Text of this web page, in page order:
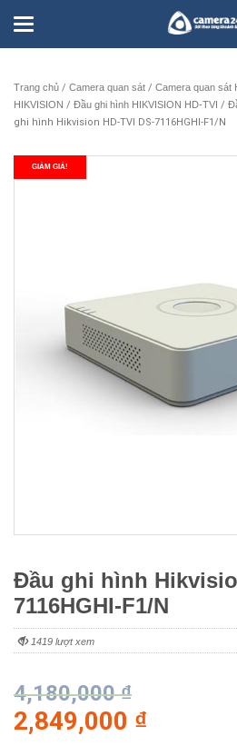
Trang chủ / Camera quan sát / Camera quan sát
HIKVISION / Đầu ghi hình HIKVISION HD-TVI /
ghi hình Hikvision HD-TVI DS-7116HGHI-F1/N
GIẢM GIÁ!
Đầu ghi hình
7116HGHI-F1/N
1419 lượt xem
4,180,000₫
2,849,000 ₫